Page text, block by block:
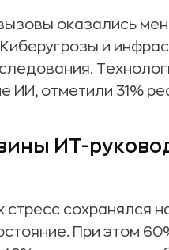
оказались
и
ИИ, отметили 31%
ИТ-
сохранялся
При этом